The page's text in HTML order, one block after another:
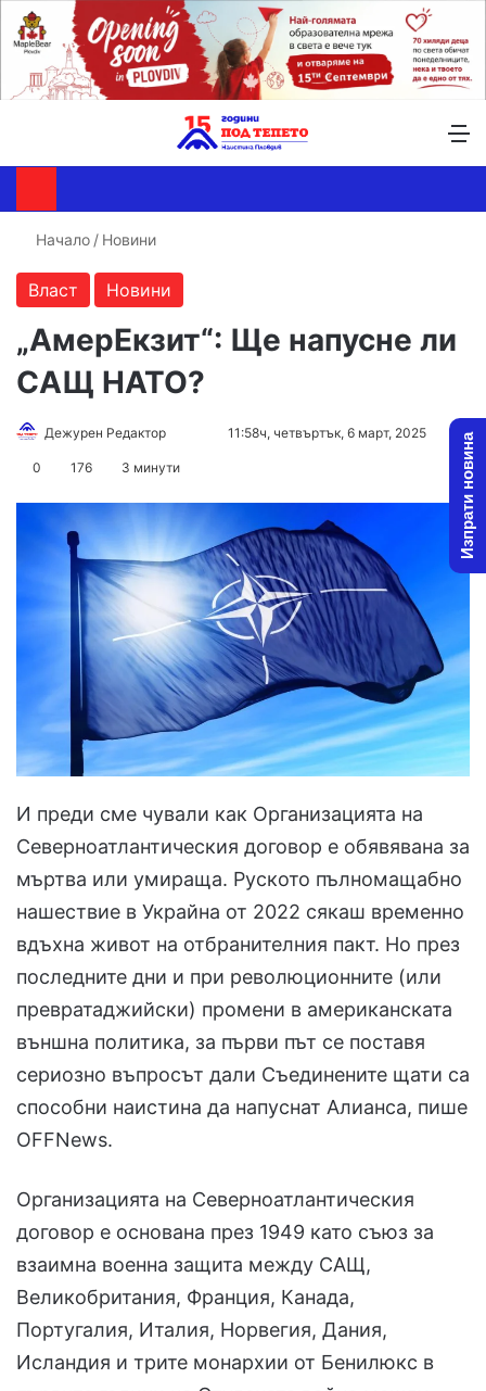
Начало / Новини
Власт Новини
„АмерЕкзит“: Ще напусне ли
САЩ НАТО?
Дежурен Редактор
Send11:58ч, четвъртък, 6 март, 2025
0 176 3 минути
И преди сме чували как Организацията на
Северноатлантическия договор е обявявана за
мъртва или умираща. Руското пълномащабно
нашествие в Украйна от 2022 сякаш временно
вдъхна живот на отбранителния пакт. Но през
последните дни и при революционните (или
превратаджийски) промени в американската
външна политика, за първи път се поставя
сериозно въпросът дали Съединените щати са
способни наистина да напуснат Алианса, пише
OFFNews.
Организацията на Северноатлантическия
договор е основана през 1949 като съюз за
взаимна военна защита между САЩ,
Великобритания, Франция, Канада,
Португалия, Италия, Норвегия, Дания,
Исландия и трите монархии от Бенилюкс в
Изпрати новина